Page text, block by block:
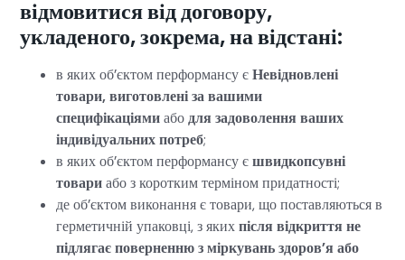
відмовитися від договору,
укладеного, зокрема, на відстані:
в яких об’єктом перформансу єНевідновлені
товари, виготовлені за вашими
специфікаціямиабодля задоволення ваших
індивідуальних потреб;
в яких об’єктом перформансу єшвидкопсувні
товариабо з коротким терміном придатності;
де об’єктом виконання є товари, що поставляються в
герметичній упаковці, з якихпісля відкриття не
підлягає поверненню з міркувань здоров’я або